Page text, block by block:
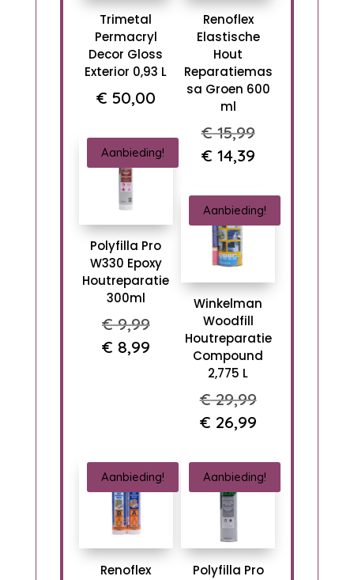
Trimetal
Permacryl
Decor Gloss
Exterior 0,93 L
€ 50,00
Renoflex
Elastische
Hout
Reparatiemas
sa Groen 600
ml
€15,99
prijs
€ 15,99.
€ 14,39Huidige
is:
€ 14,39.
Aanbieding!
Polyfilla Pro
W330 Epoxy
Houtreparatie
300ml
€9,99Oorspronkelijke
prijs
€ 8,99Huidige
€ 8,99.
Aanbieding!
Winkelman
Woodfill
Houtreparatie
Compound
2,775 L
€29,99
prijs
€ 29,99.
€ 26,99Huidige
is:
€ 26,99.
Aanbieding!
Renoflex
Aanbieding!
Polyfilla Pro